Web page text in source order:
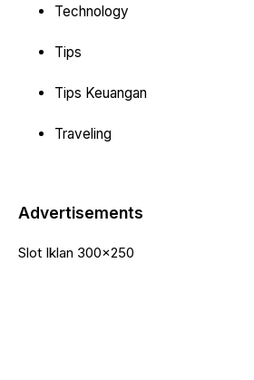
Technology
Tips
Tips Keuangan
Traveling
Advertisements
Slot Iklan 300x250